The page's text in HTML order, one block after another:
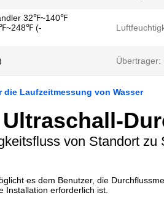
32℉~140℉
(-
Übertrager:
die Laufzeitmessung von Wasser
Ultraschall-
von Standort zu
es dem Benutzer, die
Installation erforderlich ist.